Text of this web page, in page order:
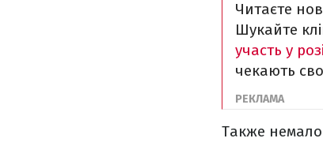
Читаєте
Шукайте
участь у
чекають
Также